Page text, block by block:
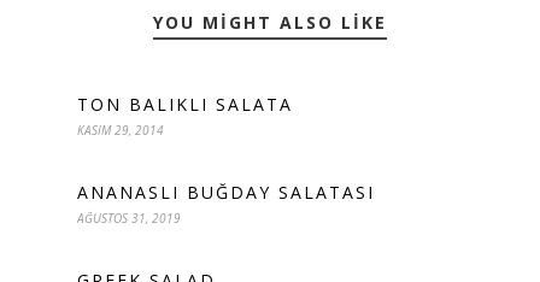
YOU MIGHT ALSO LIKE
TON BALIKLI SALATA
KASIM 29, 2014
ANANASLI BUĞDAY SALATASI
AĞUSTOS 31, 2019